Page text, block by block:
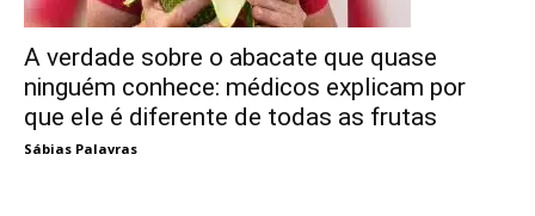
A verdade sobre o abacate que quase
ninguém conhece: médicos explicam por
que ele é diferente de todas as frutas
Sábias Palavras